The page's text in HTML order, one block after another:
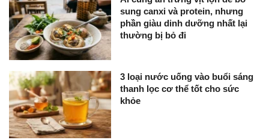
sung canxi và protein, nhưng
phần giàu dinh dưỡng nhất lại
thường bị bỏ đi
3 loại nước uống vào buổi sáng
thanh lọc cơ thể tốt cho sức
khỏe